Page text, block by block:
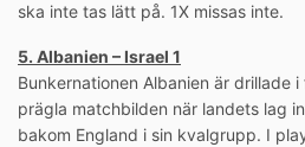
ska inte tas lätt på. 1X missas inte.
5. Albanien – Israel 1
Bunkernationen Albanien är drillade
prägla matchbilden när landets lag
bakom England i sin kvalgrupp. I